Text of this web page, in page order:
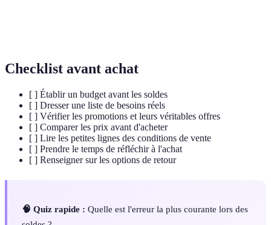
Checklist avant achat
[ ] Établir un budget avant les soldes
[ ] Dresser une liste de besoins réels
[ ] Vérifier les promotions et leurs véritables offres
[ ] Comparer les prix avant d'acheter
[ ] Lire les petites lignes des conditions de vente
[ ] Prendre le temps de réfléchir à l'achat
[ ] Renseigner sur les options de retour
🧠 Quiz rapide : Quelle est l'erreur la plus courante lors des